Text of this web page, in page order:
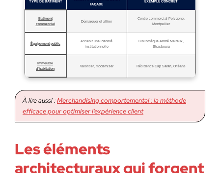
TYPE DE BÂTIMENT
FAÇADE
EXEMPLE CONCRET
Bâtiment
commercial
Démarquer et attirer
Centre commercial Polygone,
Montpellier
Équipement public
Asseoir une identité
institutionnelle
Bibliothèque André Malraux,
Strasbourg
Immeuble
d’habitation
Valoriser, moderniser Résidence Cap Saran, Orléans
À lire aussi :Merchandising comportemental : la méthode
efficace pour optimiser l’expérience client
Les éléments
architecturaux qui forgent